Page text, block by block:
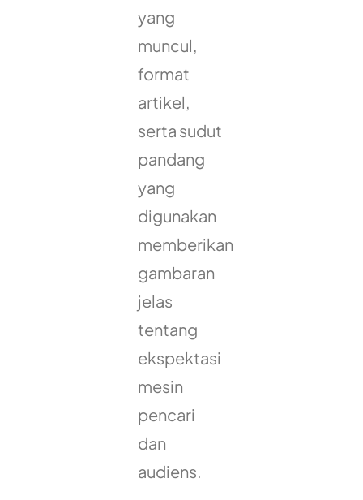
yang
muncul,
format
artikel,
serta sudut
pandang
yang
digunakan
memberikan
gambaran
jelas
tentang
ekspektasi
mesin
pencari
dan
audiens.